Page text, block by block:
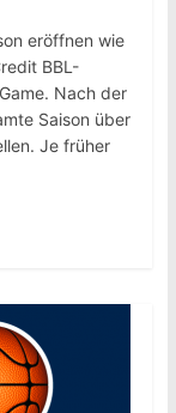
eröffnen wie
BBL-
Nach der
Saison über
Je früher